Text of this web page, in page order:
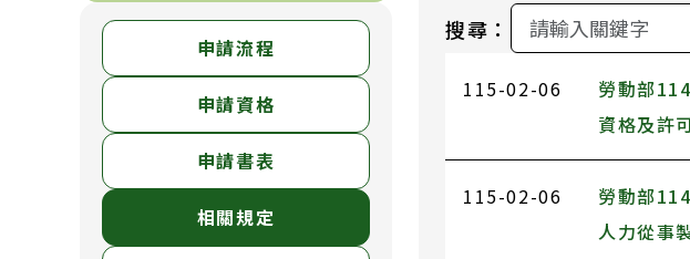
申請流程
申請資格
申請書表
相關規定
搜尋：
115-02-06
勞動部
資格及許
115-02-06
勞動部
人力從事